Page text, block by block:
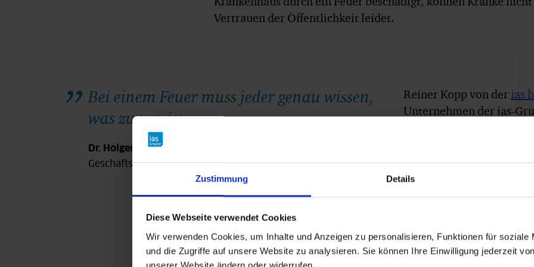
Zustimmung Details
Diese Webseite verwendet Cookies
Wir verwenden Cookies, um Inhalte und Anzeigen zu personalisieren, Funktionen für soziale
und die Zugriffe auf unsere Website zu analysieren. Sie können Ihre Einwilligung jederzeit
Vertrauen der Öffentlichkeit leidet.
Bei einem Feuer muss jeder genau wissen,
was zu tun ist.
Dr. Holger Otto
Geschäftsführer Sana Klinikum Hof
Reiner Kopp von der ias
Unternehmen der ias-
betreut das Klinikum
der
Beobachter vor Ort und
reagiert das
Alarmierungssignal
Evakuierung der
Pflegepersonal zur